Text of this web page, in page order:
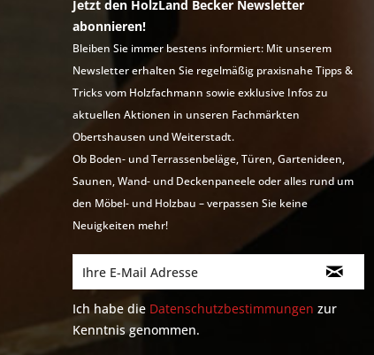
Jetzt den HolzLand Becker Newsletter
abonnieren!
Bleiben Sie immer bestens informiert: Mit unserem
Newsletter erhalten Sie regelmäßig praxisnahe Tipps &
Tricks vom Holzfachmann sowie exklusive Infos zu
aktuellen Aktionen in unseren Fachmärkten
Obertshausen und Weiterstadt.
Ob Boden- und Terrassenbeläge, Türen, Gartenideen,
Saunen, Wand- und Deckenpaneele oder alles rund um
den Möbel- und Holzbau – verpassen Sie keine
Neuigkeiten mehr!
Ich habe die Datenschutzbestimmungen zur
Kenntnis genommen.